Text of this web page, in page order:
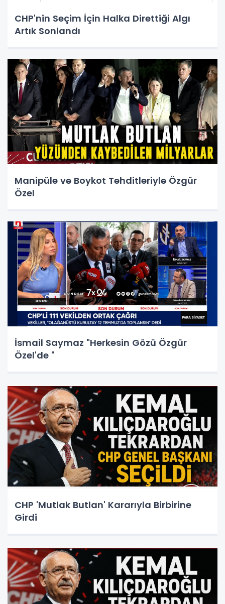
CHP'nin Seçim İçin Halka Direttiği Algı
Artık Sonlandı
Manipüle ve Boykot Tehditleriyle Özgür
Özel
İsmail Saymaz "Herkesin Gözü Özgür
Özel'de "
CHP 'Mutlak Butlan' Kararıyla Birbirine
Girdi